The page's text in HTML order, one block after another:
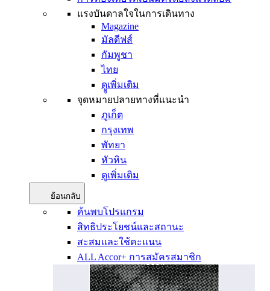
แรงบันดาลใจในการเดินทาง
Magazine
มัลดีฟส์
กัมพูชา
ไทย
ดููเพิ่มเติม
จุดหมายปลายทางที่แนะนำ
ภูเก็ต
กรุงเทพ
พัทยา
หัวหิน
ดูเพิ่มเติม
ย้อนกลับ
ค้นพบโปรแกรม
สิทธิประโยชน์และสถานะ
สะสมและใช้คะแนน
ALL Accor+ การสมัครสมาชิก